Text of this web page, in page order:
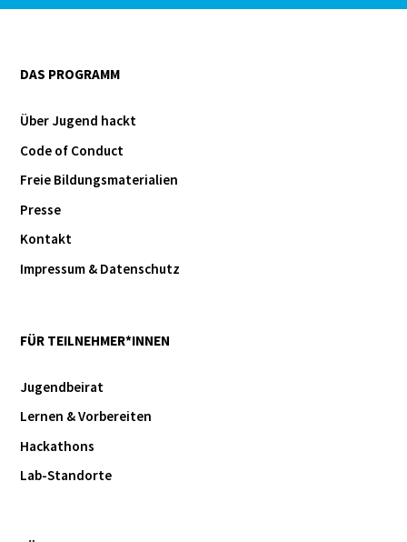
DAS PROGRAMM
Über Jugend hackt
Code of Conduct
Freie Bildungsmaterialien
Presse
Kontakt
Impressum & Datenschutz
FÜR TEILNEHMER*INNEN
Jugendbeirat
Lernen & Vorbereiten
Hackathons
Lab-Standorte